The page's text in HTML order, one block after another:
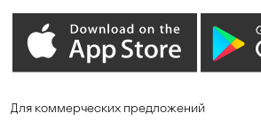
Для коммерческих предложений